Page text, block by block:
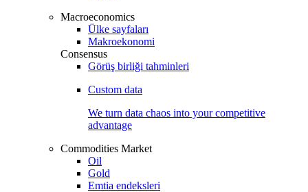
Macroeconomics
Ülke sayfaları
Makroekonomi
Consensus
Görüş birliği tahminleri
Custom data
We turn data chaos into your competitive
advantage
Commodities Market
Oil
Gold
Emtia endeksleri